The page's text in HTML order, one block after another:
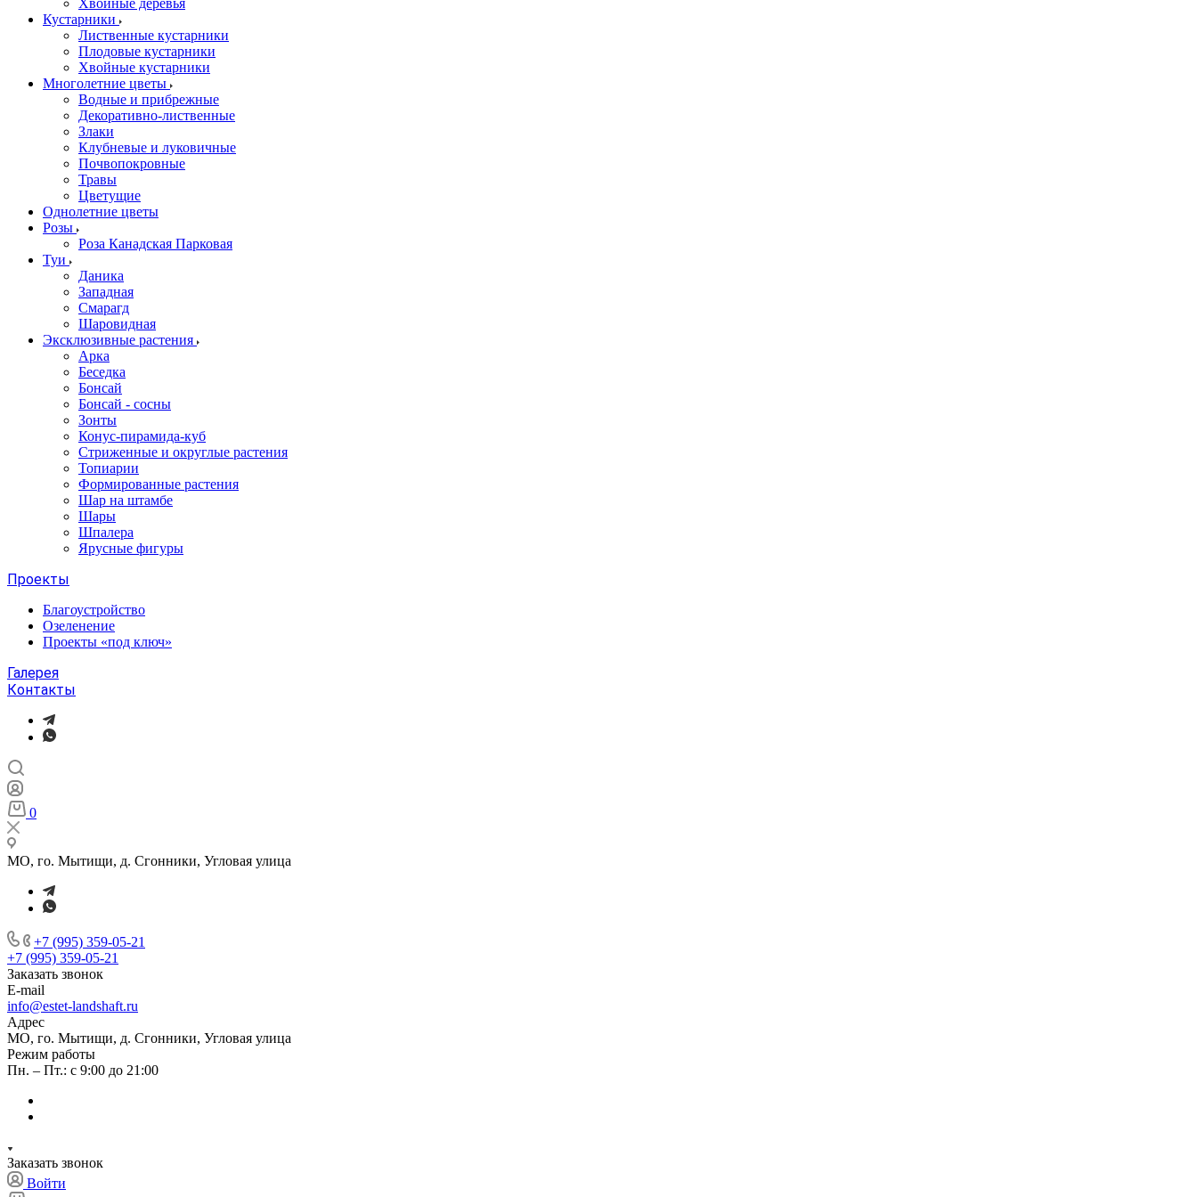
Хвойные деревья
Кустарники
Лиственные кустарники
Плодовые кустарники
Хвойные кустарники
Многолетние цветы
Водные и прибрежные
Декоративно-лиственные
Злаки
Клубневые и луковичные
Почвопокровные
Травы
Цветущие
Однолетние цветы
Розы
Роза Канадская Парковая
Туи
Даника
Западная
Смарагд
Шаровидная
Эксклюзивные растения
Арка
Беседка
Бонсай
Бонсай - сосны
Зонты
Конус-пирамида-куб
Стриженные и округлые растения
Топиарии
Формированные растения
Шар на штамбе
Шары
Шпалера
Ярусные фигуры
Проекты
Благоустройство
Озеленение
Проекты «под ключ»
Галерея
Контакты
0
МО, го. Мытищи, д. Сгонники, Угловая улица
+7 (995) 359-05-21
+7 (995) 359-05-21
Заказать звонок
E-mail
info@estet-landshaft.ru
Адрес
МО, го. Мытищи, д. Сгонники, Угловая улица
Режим работы
Пн. – Пт.: с 9:00 до 21:00
Заказать звонок
Войти